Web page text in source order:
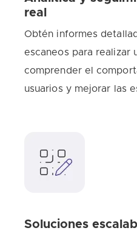
real
Obtén informes
escaneos para realizar
comprender el
usuarios y mejorar las
Soluciones